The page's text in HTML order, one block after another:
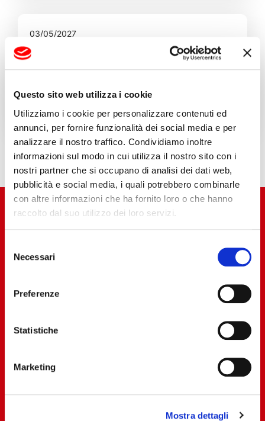
Questo sito web utilizza i cookie
Utilizziamo i cookie per personalizzare contenuti ed
annunci, per fornire funzionalità dei social media e per
analizzare il nostro traffico. Condividiamo inoltre
informazioni sul modo in cui utilizza il nostro sito con i
nostri partner che si occupano di analisi dei dati web,
pubblicità e social media, i quali potrebbero combinarle
con altre informazioni che ha fornito loro o che hanno
raccolto dal suo utilizzo dei loro servizi.
delNecessari
Preferenze
Statistiche
Marketing
Mostra dettagli
03/05/2027
NPE 2027